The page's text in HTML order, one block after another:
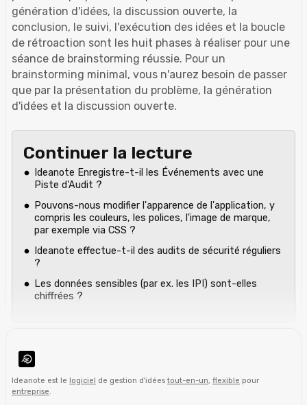
génération d'idées, la discussion ouverte, la
conclusion, le suivi, l'exécution des idées et la boucle
de rétroaction sont les huit phases à réaliser pour une
séance de brainstorming réussie. Pour un
brainstorming minimal, vous n'aurez besoin de passer
que par la présentation du problème, la génération
d'idées et la discussion ouverte.
Continuer la lecture
Ideanote Enregistre-t-il les Événements avec une
Piste d'Audit ?
Pouvons-nous modifier l'apparence de l'application, y
compris les couleurs, les polices, l'image de marque,
par exemple via CSS ?
Ideanote effectue-t-il des audits de sécurité réguliers
?
Les données sensibles (par ex. les IPI) sont-elles
chiffrées ?
Ideanote est le logiciel de gestion d'idéestout-en-un flexible pour
entreprise